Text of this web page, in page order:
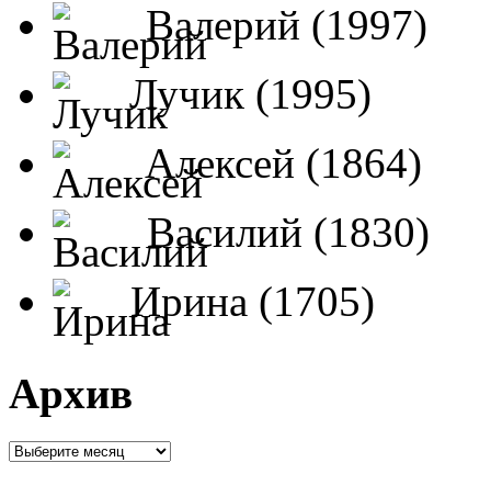
Валерий (1997)
Лучик (1995)
Алексей (1864)
Василий (1830)
Ирина (1705)
Архив